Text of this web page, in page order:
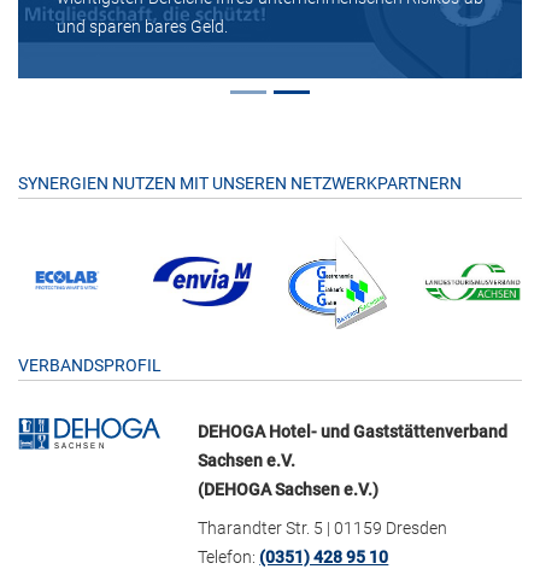
und sparen bares Geld.
SYNERGIEN NUTZEN MIT UNSEREN NETZWERKPARTNERN
VERBANDSPROFIL
DEHOGA Hotel- und Gaststättenverband
Sachsen e.V.
(DEHOGA Sachsen e.V.)
Tharandter Str. 5 | 01159 Dresden
Telefon:(0351) 428 95 10